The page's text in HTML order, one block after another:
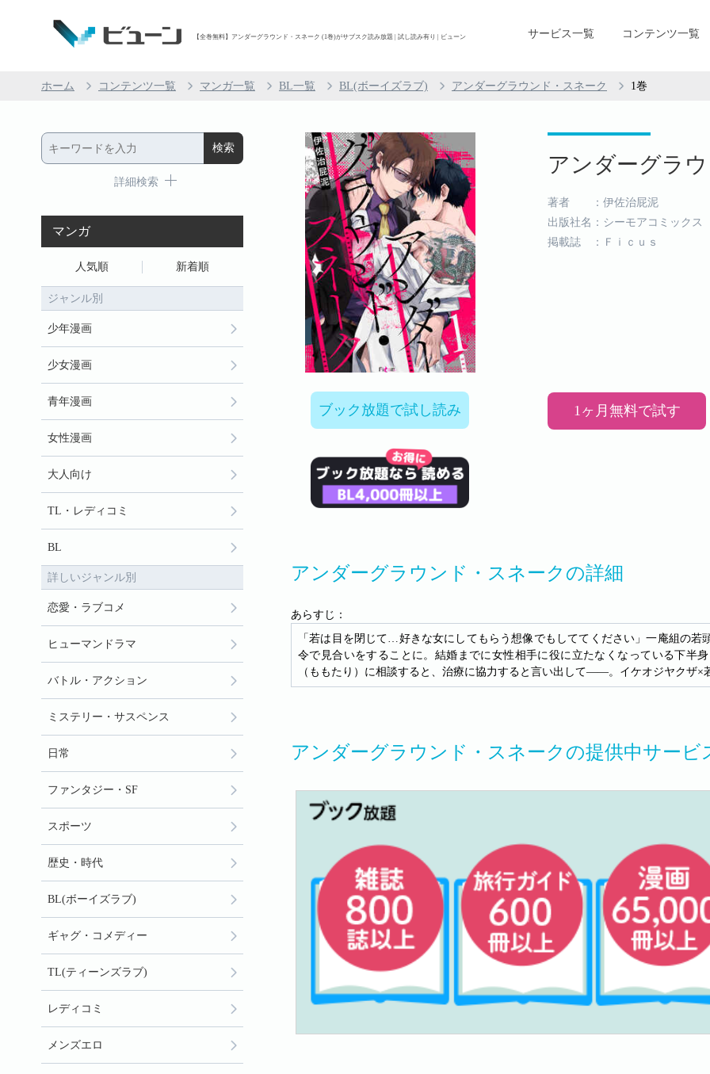
【全巻無料】アンダーグラウンド・スネーク (1巻)がサブスク読み放題 | 試し読み有り | ビューン サービス一覧 コンテンツ一覧
ホーム コンテンツ一覧 マンガ一覧 BL一覧 BL(ボーイズラブ) アンダーグラウンド・スネーク 1巻
ブック放題で試し読み
アンダーグラ
著者 ：伊佐治屁泥
出版社名：シーモアコミックス
掲載誌 ：Ｆｉｃｕｓ
1ヶ月無料で試す
アンダーグラウンド・スネークの詳細
あらすじ：
「若は目を閉じて…好きな女にしてもらう想像でもしててください」一庵組の
令で見合いをすることに。結婚までに女性相手に役に立たなくなっている下半
（ももたり）に相談すると、治療に協力すると言い出して――。イケオジヤクザ
アンダーグラウンド・スネークの提供中サービ
詳細検索
マンガ
人気順 新着順
ジャンル別
少年漫画
少女漫画
青年漫画
女性漫画
大人向け
TL・レディコミ
BL
詳しいジャンル別
恋愛・ラブコメ
ヒューマンドラマ
バトル・アクション
ミステリー・サスペンス
日常
ファンタジー・SF
スポーツ
歴史・時代
BL(ボーイズラブ)
ギャグ・コメディー
TL(ティーンズラブ)
レディコミ
メンズエロ